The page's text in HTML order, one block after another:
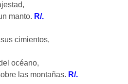
manto. R/.
cimientos,
océano,
las montañas. R/.